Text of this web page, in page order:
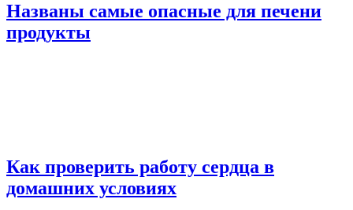
Названы самые опасные для печени
продукты
Как проверить работу сердца в
домашних условиях